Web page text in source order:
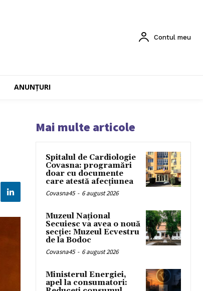
Contul meu
ANUNȚURI
Mai multe articole
Spitalul de Cardiologie
Covasna: programări
doar cu documente
care atestă afecțiunea
Covasna45 - 6 august 2026
Muzeul Național
Secuiesc va avea o nouă
secție: Muzeul Ecvestru
de la Bodoc
Covasna45 - 6 august 2026
Ministerul Energiei,
apel la consumatori: